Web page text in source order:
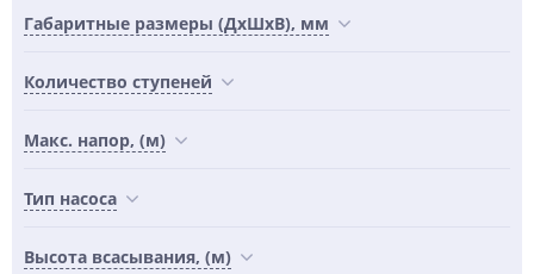
Габаритные размеры (ДхШхВ), мм
Количество ступеней
Макс. напор, (м)
Тип насоса
Высота всасывания, (м)